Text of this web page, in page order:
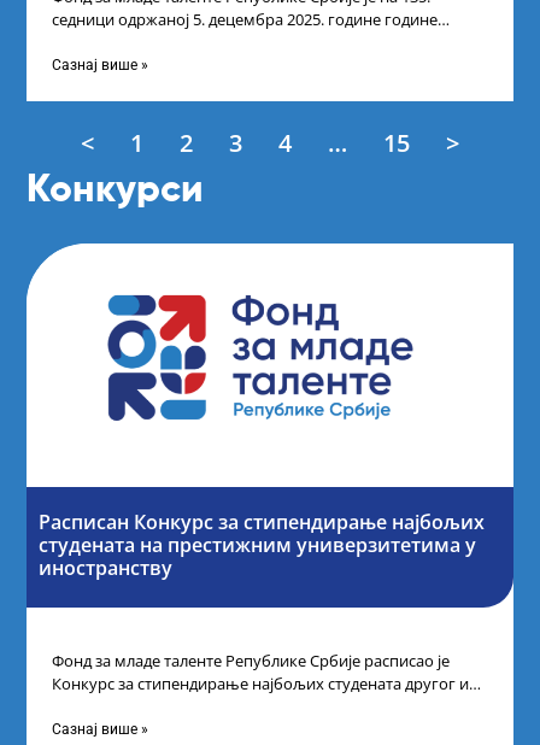
седници одржаној 5. децембра 2025. године године
Сазнај више »
< 1 2 3 4 … 15 >
Конкурси
Расписан Конкурс за стипендирање најбољих
студената на престижним универзитетима у
иностранству
Фонд за младе таленте Републике Србије расписао је
Конкурс за стипендирање најбољих студената другог и
Сазнај више »